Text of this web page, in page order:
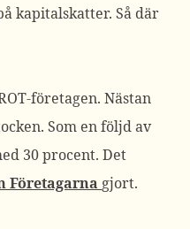
kapitalskatter. Så där
företagen. Nästan
Som en följd av
30 procent. Det
Företagarna gjort.